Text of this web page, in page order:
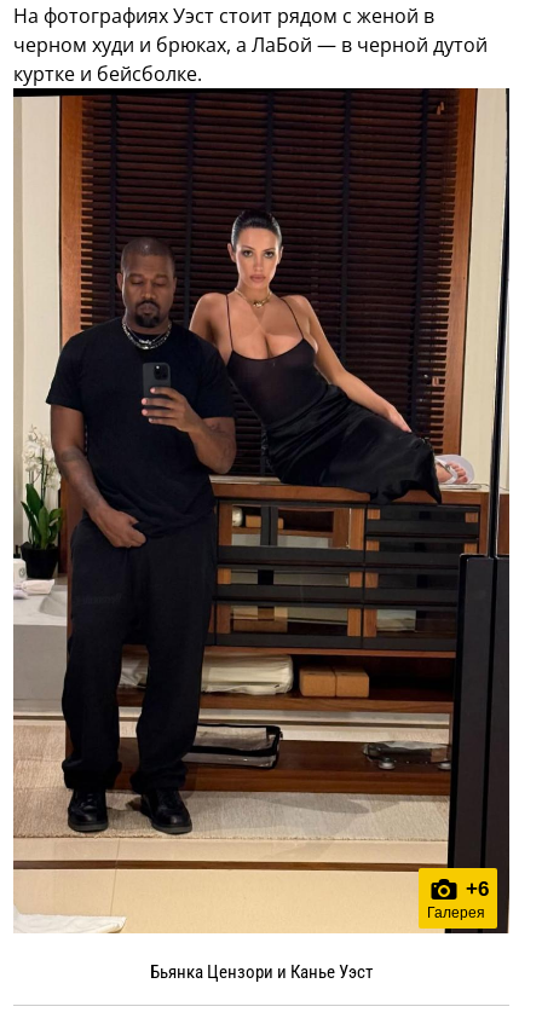
На фотографиях Уэст стоит рядом с женой в
черном худи и брюках, а ЛаБой — в черной дутой
куртке и бейсболке.
+6
Галерея
Бьянка Цензори и Канье Уэст